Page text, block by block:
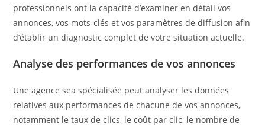
professionnels ont la capacité d’examiner en détail vos
annonces, vos mots-clés et vos paramètres de diffusion afin
d’établir un diagnostic complet de votre situation actuelle.
Analyse des performances de vos annonces
Une agence sea spécialisée peut analyser les données
relatives aux performances de chacune de vos annonces,
notamment le taux de clics, le coût par clic, le nombre de